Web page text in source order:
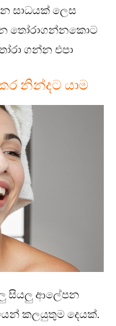
සාධයක් ලෙස
තෝරාගන්නකොට
ගන්න එපා
නින්දට යාම
සියලු ආලේපන
කලයුතුම දෙයක්.